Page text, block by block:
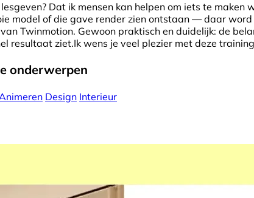
Dat ik mensen kan helpen om iets te maken
model of die gave render zien ontstaan — daar
Twinmotion. Gewoon praktisch en duidelijk: de
resultaat ziet.Ik wens je veel plezier met deze
onderwerpen
Design Interieur